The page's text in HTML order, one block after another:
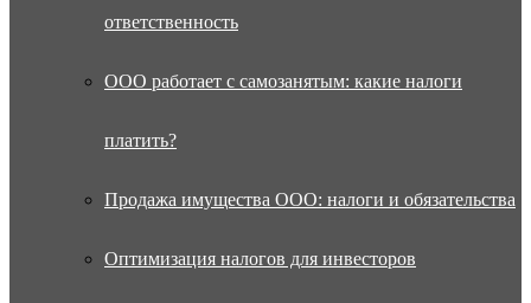
ответственность
ООО работает с самозанятым: какие налоги
платить?
Продажа имущества ООО: налоги и обязательства
Оптимизация налогов для инвесторов